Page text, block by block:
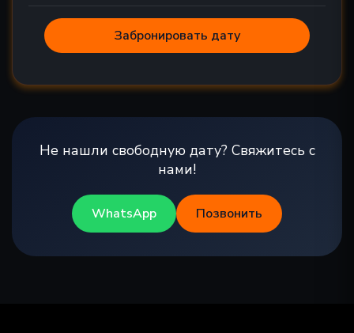
Забронировать дату
Не нашли свободную дату? Свяжитесь с
нами!
WhatsApp Позвонить